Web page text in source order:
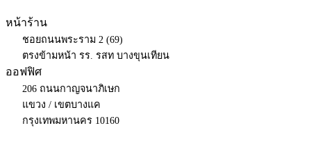
หน้าร้าน
ชอยถนนพระราม 2 (69)
ตรงข้ามหน้า รร. รสท บางขุนเทียน
ออฟฟิศ
206 ถนนกาญจนาภิเษก
แขวง / เขตบางแค
กรุงเทพมหานคร 10160